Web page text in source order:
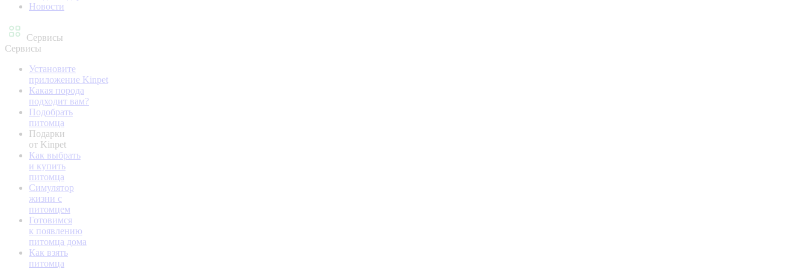
Новости
Сервисы
Сервисы
Установите
приложение Kinpet
Какая порода
подходит вам?
Подобрать
питомца
Подарки
от Kinpet
Как выбрать
и купить
питомца
Симулятор
жизни с
питомцем
Готовимся
к появлению
питомца дома
Как взять
питомца